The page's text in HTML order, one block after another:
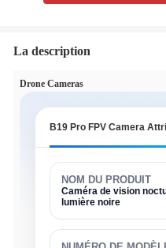
La description
Drone Cameras
B19 Pro FPV Camera
NOM DU PRODUIT
Caméra de vision
lumière noire